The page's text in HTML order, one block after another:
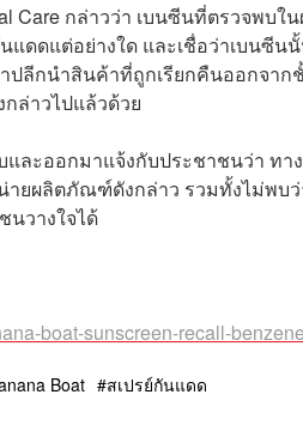
Care กล่าวว่า เบนซีนที่ตรวจพบใ
ดดแต่อย่างใด และเชื่อว่าเบนซีน
ลีกนำสินค้าที่ถูกเรียกคืนออกจา
ล่าวไปแล้วด้วย
ละออกมาแจ้งกับประชาชนว่า ทา
ายผลิตภัณฑ์ดังกล่าว รวมทั้งไม่พบ
นวางใจได้
boat-sunscreen-recall-
Boat สเปรย์กันแดด